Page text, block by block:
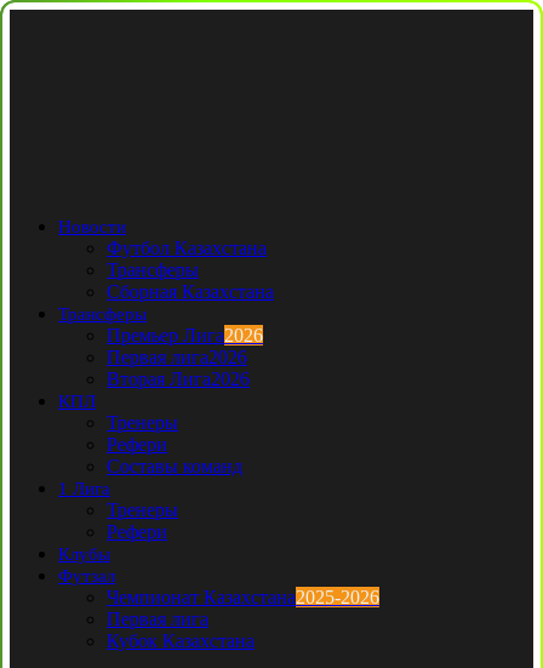
Новости
Футбол Казахстана
Трансферы
Сборная Казахстана
Трансферы
Премьер Лига2026
Первая лига2026
Вторая Лига2026
КПЛ
Тренеры
Рефери
Составы команд
1 Лига
Тренеры
Рефери
Клубы
Футзал
Чемпионат Казахстана2025-2026
Первая лига
Кубок Казахстана